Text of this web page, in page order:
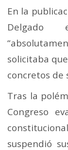
En la
solicitaba
concretos de
Tras la
Congreso
suspendió